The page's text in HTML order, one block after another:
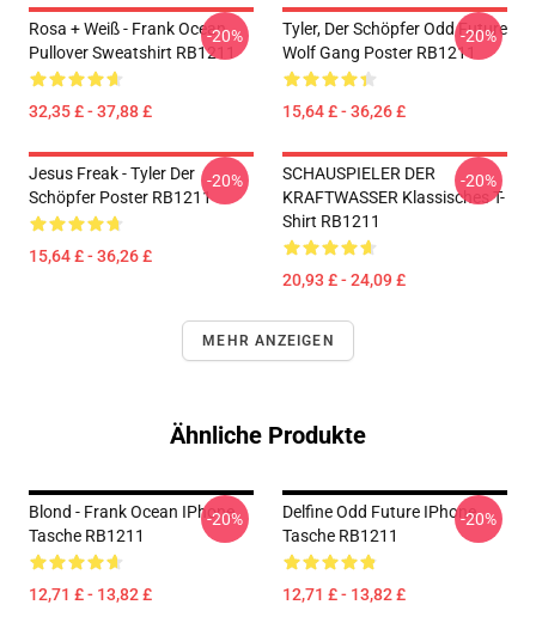
Rosa + Weiß - Frank Ocean
Pullover Sweatshirt RB1211
32,35 £ - 37,88 £
-20%
Tyler, Der Schöpfer Odd Future
Wolf Gang Poster RB1211
15,64 £ - 36,26 £
-20%
Jesus Freak - Tyler Der
Schöpfer Poster RB1211
15,64 £ - 36,26 £
-20%
SCHAUSPIELER DER
KRAFTWASSER Klassisches T-
Shirt RB1211
20,93 £ - 24,09 £
-20%
MEHR ANZEIGEN
Ähnliche Produkte
Blond - Frank Ocean IPhone
Tasche RB1211
12,71 £ - 13,82 £
-20%
Delfine Odd Future IPhone
Tasche RB1211
12,71 £ - 13,82 £
-20%